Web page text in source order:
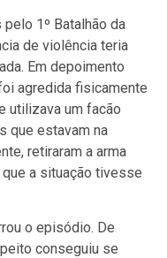
1º Batalhão da
de violência teria
Em depoimento
agredida fisicamente
utilizava um facão
que estavam na
retiraram a arma
a situação tivesse
o episódio. De
conseguiu se